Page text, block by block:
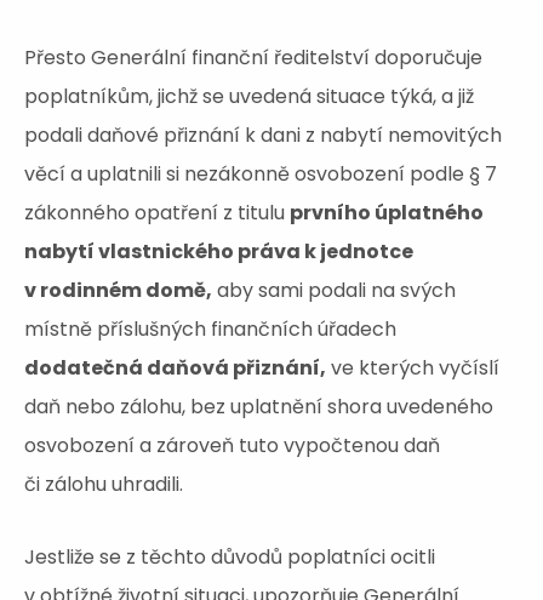
Přesto Generální finanční ředitelství doporučuje
poplatníkům, jichž se uvedená situace týká, a již
podali daňové přiznání k dani z nabytí nemovitých
věcí a uplatnili si nezákonně osvobození podle § 7
zákonného opatření z titulu prvního úplatného
nabytí vlastnického práva k jednotce
v rodinném domě, aby sami podali na svých
místně příslušných finančních úřadech
dodatečná daňová přiznání, ve kterých vyčíslí
daň nebo zálohu, bez uplatnění shora uvedeného
osvobození a zároveň tuto vypočtenou daň
či zálohu uhradili.
Jestliže se z těchto důvodů poplatníci ocitli